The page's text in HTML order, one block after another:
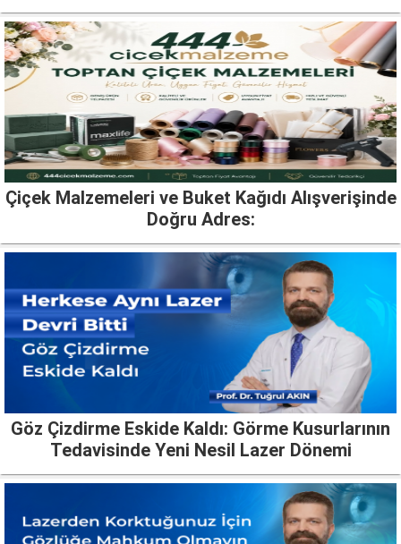
Çiçek Malzemeleri ve Buket Kağıdı Alışverişinde
Doğru Adres:
Göz Çizdirme Eskide Kaldı: Görme Kusurlarının
Tedavisinde Yeni Nesil Lazer Dönemi